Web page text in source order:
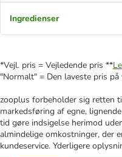
Ingredienser
*Vejl. pris = Vejledende pris **
"Normalt" = Den laveste pris
zooplus forbeholder sig retten
markedsføring af egne,
tid gøre indsigelse herimod
almindelige omkostninger, der
kundeservice. Yderligere